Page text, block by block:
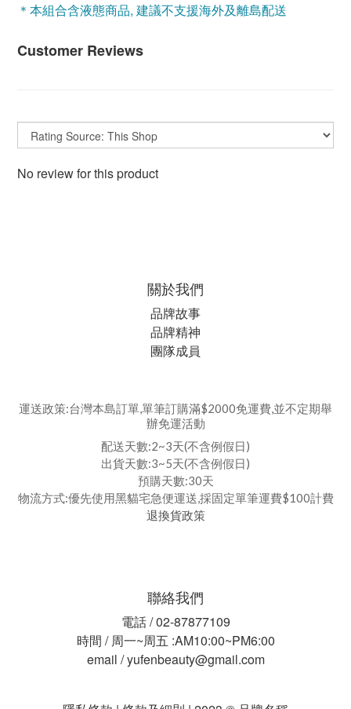
＊本組合含液態商品, 建議不支援海外及離島配送
Customer Reviews
No review for this product
關於我們
品牌故事
品牌精神
團隊成員
運送政策:台灣本島訂單,單筆訂購滿$2000免運費,並不定期舉
辦免運活動
配送天數:2~3天(不含例假日)
出貨天數:3~5天(不含例假日)
預購天數:30天
物流方式:優先使用黑貓宅急便運送,採固定單筆運費$100計費
退換貨政策
聯絡我們
電話 / 02-87877109
時間 / 周一~周五 :AM10:00~PM6:00
email / yufenbeauty@gmail.com